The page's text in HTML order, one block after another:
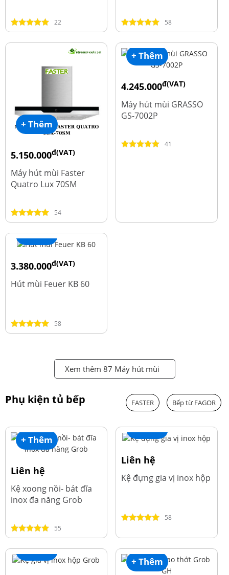
22 58
+ Thêm
5.150.000đ(VAT)
Máy hút mùi Faster
Quatro Lux 70SM
54
+ Thêm
4.245.000đ(VAT)
Máy hút mùi GRASSO
GS-7002P
41
+ Thêm
3.380.000đ(VAT)
Hút mùi Feuer KB 60
58
Xem thêm 87 Máy hút mùi
Phụ kiện tủ bếp FASTER Bếp từ FAGOR
+ Thêm
Liên hệ
Kệ xoong nồi- bát đĩa
inox đa năng Grob
55
+ Thêm
Liên hệ
Kệ đựng gia vị inox hộp
58
+ Thêm
+ Thêm